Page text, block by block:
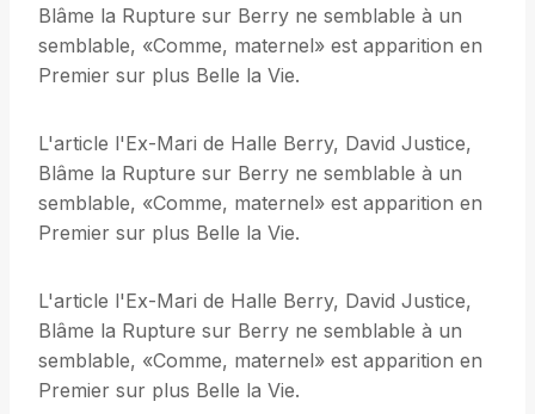
Blâme la Rupture sur Berry ne semblable à un
semblable, «Comme, maternel» est apparition en
Premier sur plus Belle la Vie.
L'article l'Ex-Mari de Halle Berry, David Justice,
Blâme la Rupture sur Berry ne semblable à un
semblable, «Comme, maternel» est apparition en
Premier sur plus Belle la Vie.
L'article l'Ex-Mari de Halle Berry, David Justice,
Blâme la Rupture sur Berry ne semblable à un
semblable, «Comme, maternel» est apparition en
Premier sur plus Belle la Vie.